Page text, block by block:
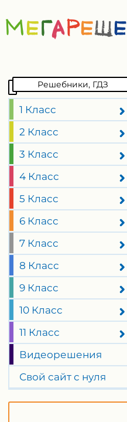
Решебники, ГДЗ
1 Класс
2 Класс
3 Класс
4 Класс
5 Класс
6 Класс
7 Класс
8 Класс
9 Класс
10 Класс
11 Класс
Видеорешения
Свой сайт с нуля